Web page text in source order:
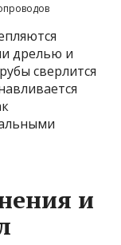
дрелью и
сверлится
и